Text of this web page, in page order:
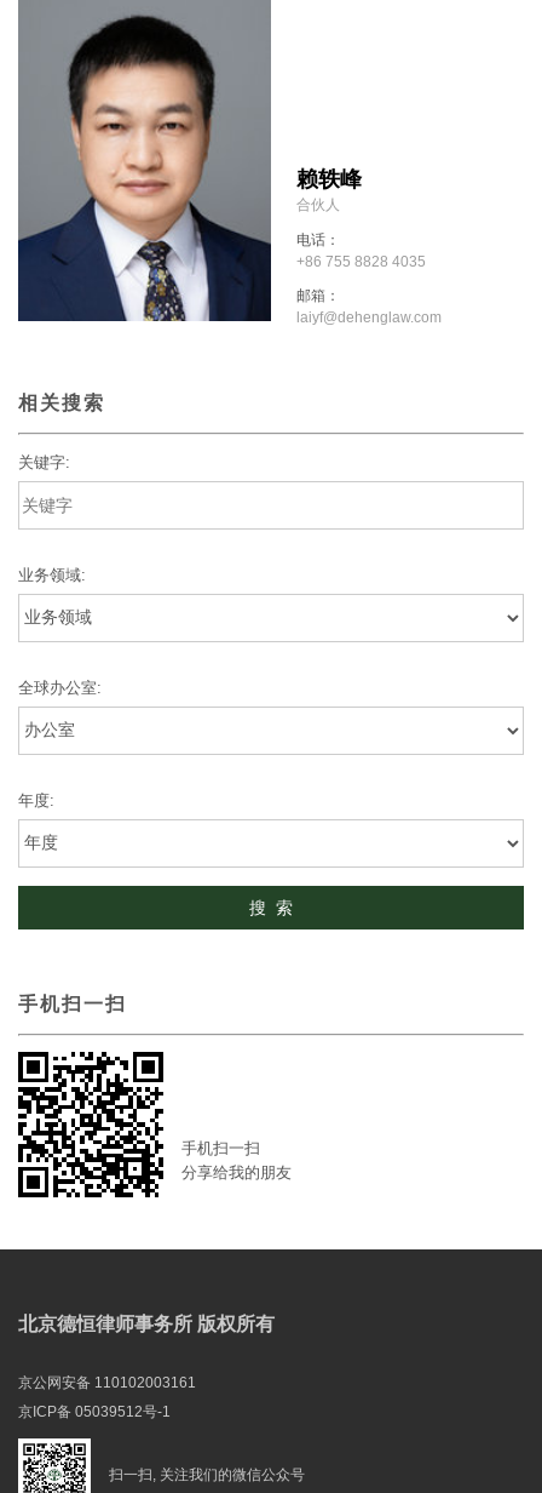
赖轶峰
合伙人
电话：
+86 755 8828 4035
邮箱：
laiyf@dehenglaw.com
相关搜索
关键字:
业务领域:
全球办公室:
年度:
手机扫一扫
手机扫一扫
分享给我的朋友
北京德恒律师事务所 版权所有
京公网安备 110102003161
京ICP备 05039512号-1
扫一扫, 关注我们的微信公众号